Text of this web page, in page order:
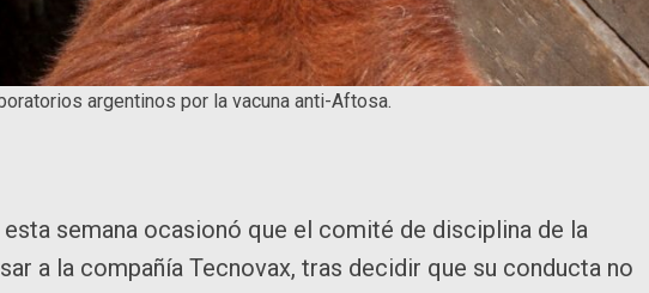
argentinos por la vacuna anti-Aftosa.
semana ocasionó que el comité de disciplina de la
a la compañía Tecnovax, tras decidir que su conducta no